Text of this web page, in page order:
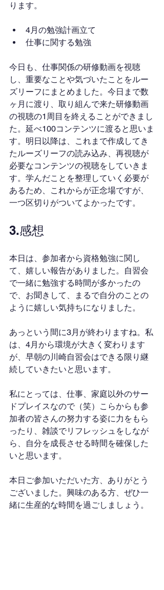
ります。
4月の勉強計画立て
仕事に関する勉強
今日も、仕事関係の研修動画を視聴
し、重要なことや気づいたことをルー
ズリーフにまとめました。今日まで数
ヶ月に渡り、取り組んで来た研修動画
の視聴の1周目を終えることができまし
た。延べ100コンテンツに渡ると思いま
す。明日以降は、これまで作成してき
たルーズリーフの読み込み、再視聴が
必要なコンテンツの視聴をしていきま
す。学んだことを整理していく必要が
あるため、これからが正念場ですが、
一つ区切りがついてよかったです。
3.感想
本日は、参加者から資格勉強に関し
て、嬉しい報告がありました。自習会
で一緒に勉強する時間が多かったの
で、お聞きして、まるで自分のことの
ように嬉しい気持ちになりました。
あっという間に3月が終わりますね。私
は、4月から環境が大きく変わります
が、早朝の川崎自習会はできる限り継
続していきたいと思います。
私にとっては、仕事、家庭以外のサー
ドプレイスなので（笑）こらからも参
加者の皆さんの努力する姿に力をもら
ったり、雑談でリフレッシュをしなが
ら、自分を成長させる時間を確保した
いと思います。
本日ご参加いただいた方、ありがとう
ございました。興味のある方、ぜひ一
緒に生産的な時間を過ごしましょう。